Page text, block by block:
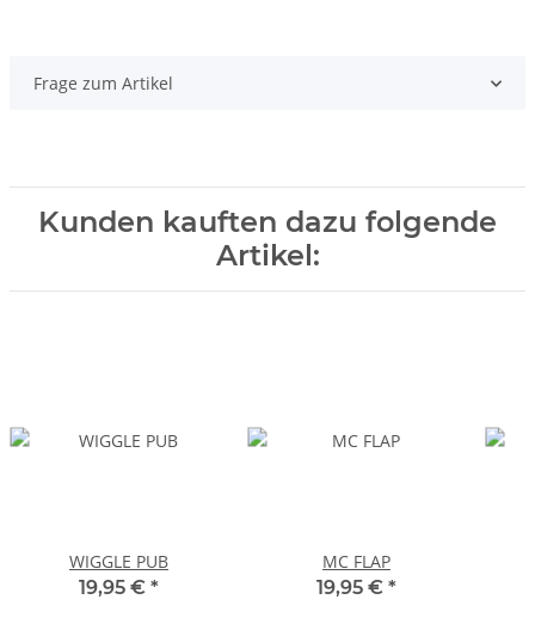
Frage zum Artikel
Kunden kauften dazu folgende
Artikel:
WIGGLE PUB
19,95 € *
MC FLAP
19,95 € *